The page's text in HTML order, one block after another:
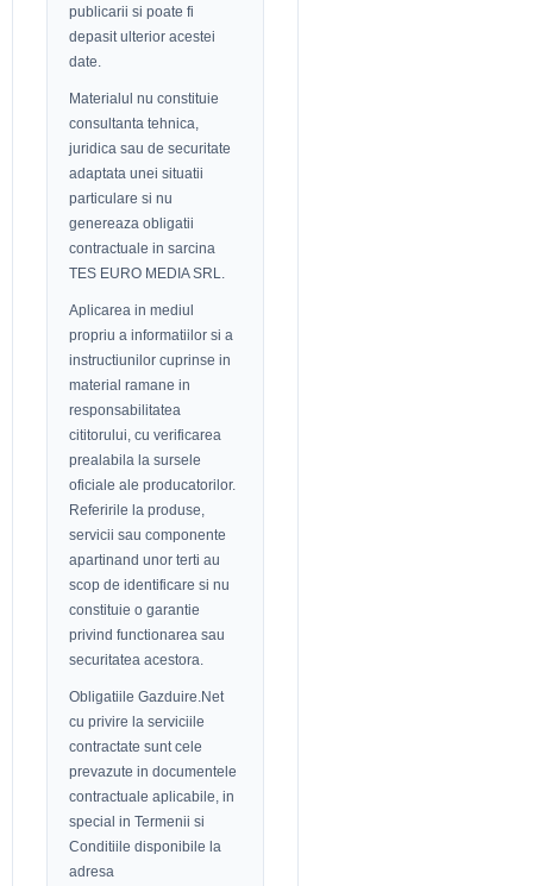
publicarii si poate fi
depasit ulterior acestei
date.
Materialul nu constituie
consultanta tehnica,
juridica sau de securitate
adaptata unei situatii
particulare si nu
genereaza obligatii
contractuale in sarcina
TES EURO MEDIA SRL.
Aplicarea in mediul
propriu a informatiilor si a
instructiunilor cuprinse in
material ramane in
responsabilitatea
cititorului, cu verificarea
prealabila la sursele
oficiale ale producatorilor.
Referirile la produse,
servicii sau componente
apartinand unor terti au
scop de identificare si nu
constituie o garantie
privind functionarea sau
securitatea acestora.
Obligatiile Gazduire.Net
cu privire la serviciile
contractate sunt cele
prevazute in documentele
contractuale aplicabile, in
special in Termenii si
Conditiile disponibile la
adresa